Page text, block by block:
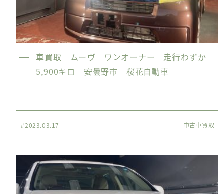
車買取 ムーヴ ワンオーナー 走行わずか
5,900キロ 安曇野市 桜花自動車
#2023.03.17 中古車買取